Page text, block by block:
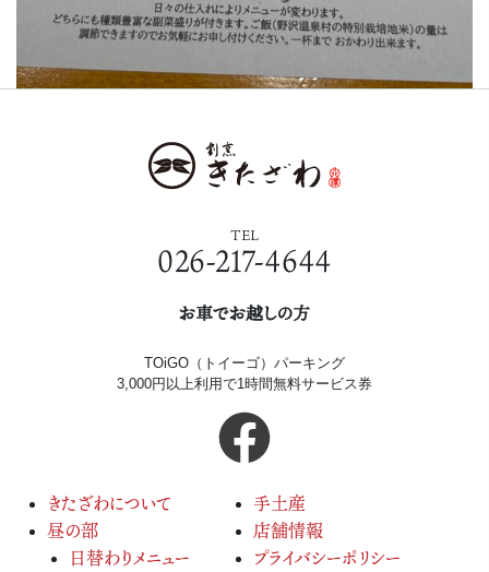
TEL
026-217-4644
お車でお越しの方
TOiGO（トイーゴ）パーキング
3,000円以上利用で1時間無料サービス券
きたざわについて
昼の部
日替わりメニュー
手土産
店舗情報
プライバシーポリシー